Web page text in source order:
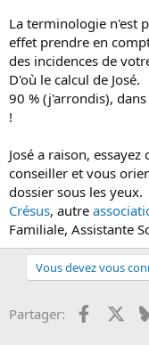
La terminologie n'est
effet prendre en
des incidences de
D'où le calcul de José.
90 % (j'arrondis),
!
José a raison,
conseiller et vous
dossier sous les yeux.
Crésus, autre
Familiale, Assistante
Vous devez vous
Partager: